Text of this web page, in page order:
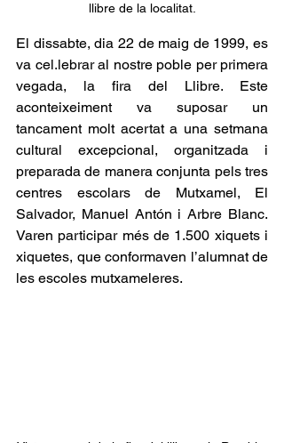
llibre de la localitat.
El dissabte, dia 22 de maig de 1999, es
va cel.lebrar al nostre poble per primera
vegada, la fira del Llibre. Este
aconteixeiment va suposar un
tancament molt acertat a una setmana
cultural excepcional, organitzada i
preparada de manera conjunta pels tres
centres escolars de Mutxamel, El
Salvador, Manuel Antón i Arbre Blanc.
Varen participar més de 1.500 xiquets i
xiquetes, que conformaven l’alumnat de
les escoles mutxameleres.